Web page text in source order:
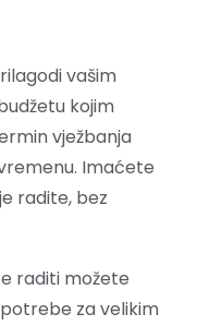
vašim
kojim
vježbanja
Imaćete
radite, bez
raditi možete
za velikim